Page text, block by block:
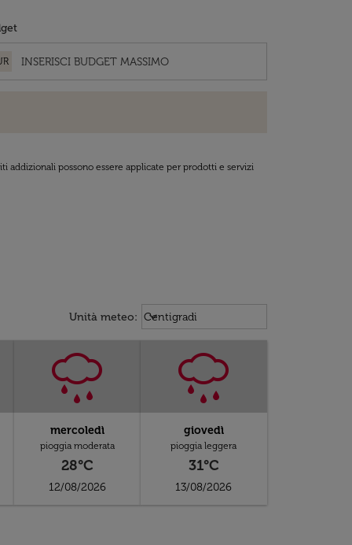
addizionali possono essere applicate per prodotti e servizi
Unità meteo: Weather unit option Centigradi
Centigradi
keyboard_arrow_down
mercoledì
pioggia moderata
28°C
12/08/2026
giovedì
pioggia leggera
31°C
13/08/2026